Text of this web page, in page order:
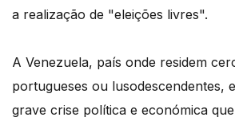
a realização de "eleições livres".
A Venezuela, país onde residem
portugueses ou lusodescendentes,
grave crise política e económica